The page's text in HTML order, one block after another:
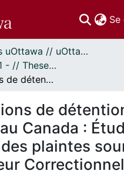
Thèses uOttawa // uOttawa Theses
- Thèses, 2011 - // Theses, 2011 -
Les conditions de détention en isolement au Canada : Étude empirique des plaintes soumises à l’Enquêteur Correctionnel
de
Canada :
plaintes
Correctionnel